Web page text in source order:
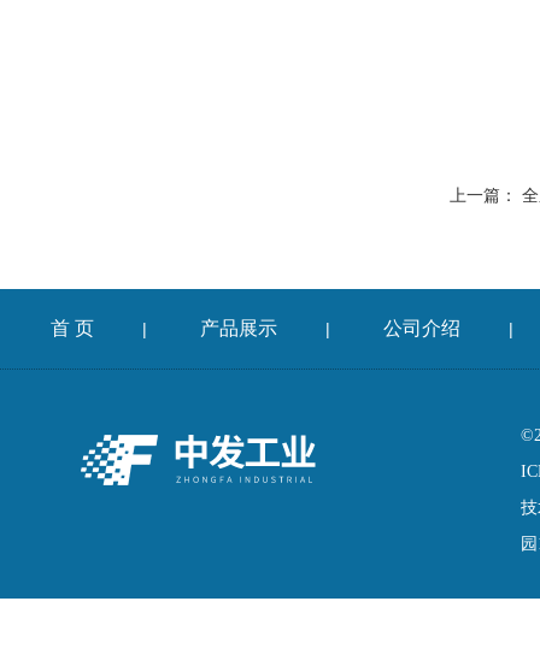
上一篇：
首 页 | 产品展示 | 公司介绍 |